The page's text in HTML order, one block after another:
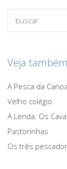
Veja também
A Pesca da Canoa
Velho colégio
A Lenda: Os
Pastorinhas
Os três